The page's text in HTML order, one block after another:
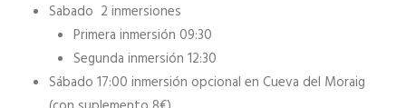
Sabado 2 inmersiones
Primera inmersión 09:30
Segunda inmersión 12:30
Sábado 17:00 inmersión opcional en Cueva del Moraig